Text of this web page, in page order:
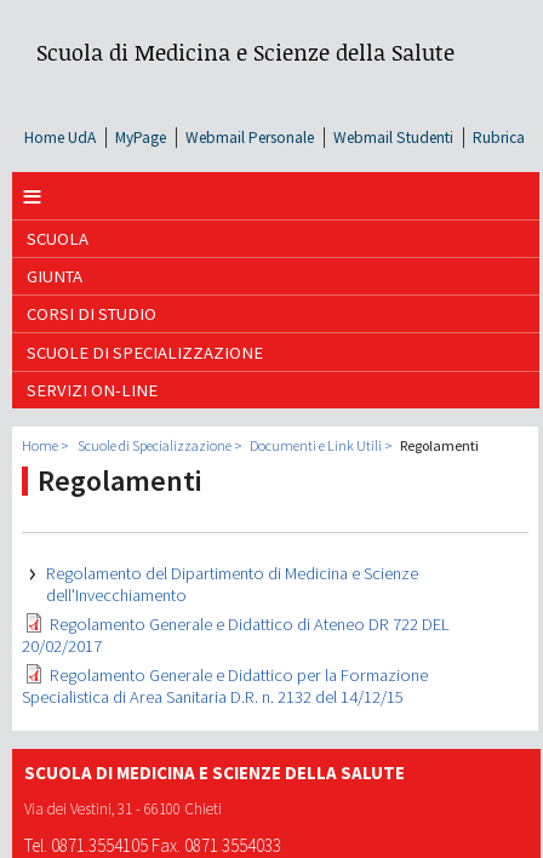
Scuola di Medicina e Scienze della Salute
Home UdA MyPage Webmail Personale Webmail Studenti Rubrica
≡
SCUOLA
GIUNTA
CORSI DI STUDIO
SCUOLE DI SPECIALIZZAZIONE
SERVIZI ON-LINE
Home Scuole di Specializzazione Documenti e Link Utili Regolamenti
Regolamenti
Regolamento del Dipartimento di Medicina e Scienze
dell'Invecchiamento
Regolamento Generale e Didattico di Ateneo DR 722 DEL
20/02/2017
Regolamento Generale e Didattico per la Formazione
Specialistica di Area Sanitaria D.R. n. 2132 del 14/12/15
SCUOLA DI MEDICINA E SCIENZE DELLA SALUTE
Via dei Vestini, 31 - 66100 Chieti
Tel. 0871.3554105 Fax. 0871 3554033